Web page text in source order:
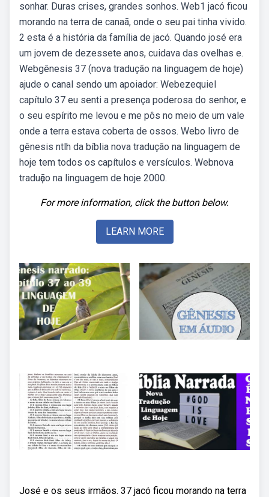
sonhar. Duras crises, grandes sonhos. Web1 jacó ficou
morando na terra de canaã, onde o seu pai tinha vivido.
2 esta é a história da família de jacó. Quando josé era
um jovem de dezessete anos, cuidava das ovelhas e.
Webgênesis 37 (nova tradução na linguagem de hoje)
ajude o canal sendo um apoiador: Webezequiel
capítulo 37 eu senti a presença poderosa do senhor, e
o seu espírito me levou e me pôs no meio de um vale
onde a terra estava coberta de ossos. Webo livro de
gênesis ntlh da bíblia nova tradução na linguagem de
hoje tem todos os capítulos e versículos. Webnova
traduҫão na linguagem de hoje 2000.
For more information, click the button below.
LEARN MORE
José e os seus irmãos. 37 jacó ficou morando na terra